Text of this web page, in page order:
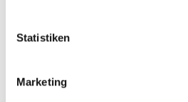
Statistiken
Marketing
Textwerkstatt: Aus guten
30.09.2026